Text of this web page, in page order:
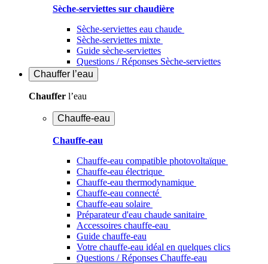
Sèche-serviettes sur chaudière
Sèche-serviettes eau chaude
Sèche-serviettes mixte
Guide sèche-serviettes
Questions / Réponses Sèche-serviettes
Chauffer l’eau
Chauffer l’eau
Chauffe-eau
Chauffe-eau
Chauffe-eau compatible photovoltaïque
Chauffe-eau électrique
Chauffe-eau thermodynamique
Chauffe-eau connecté
Chauffe-eau solaire
Préparateur d'eau chaude sanitaire
Accessoires chauffe-eau
Guide chauffe-eau
Votre chauffe-eau idéal en quelques clics
Questions / Réponses Chauffe-eau